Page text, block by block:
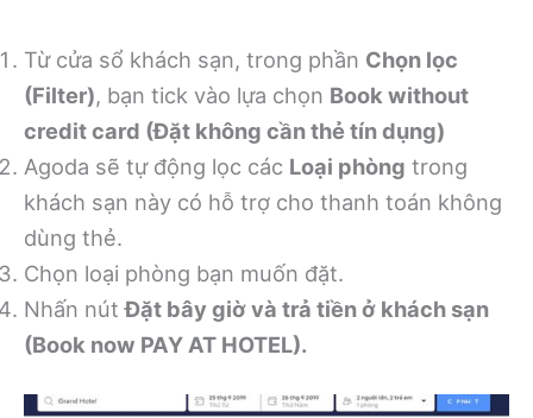
Từ cửa sổ khách sạn, trong phần Chọn lọc
(Filter), bạn tick vào lựa chọn Book without
credit card (Đặt không cần thẻ tín dụng)
Agoda sẽ tự động lọc các Loại phòng trong
khách sạn này có hỗ trợ cho thanh toán không
dùng thẻ.
Chọn loại phòng bạn muốn đặt.
Nhấn nútĐặt bây giờ và trả tiền ở khách sạn
(Book now PAY AT HOTEL).